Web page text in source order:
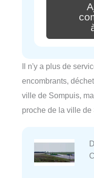
Il n'y a plus de
encombrants,
ville de Sompuis,
proche de la ville de